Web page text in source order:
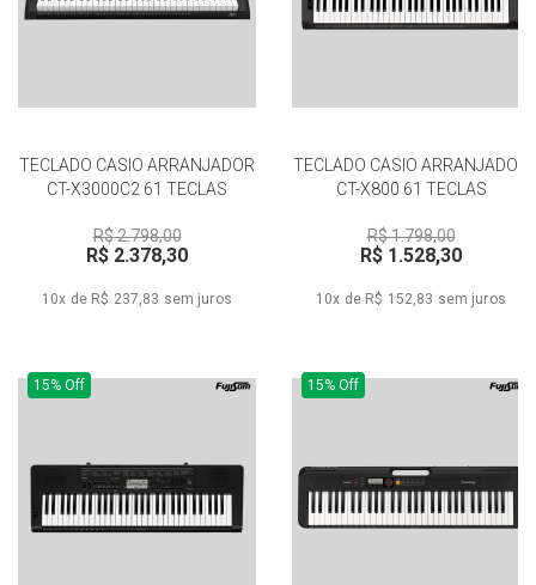
TECLADO CASIO ARRANJADOR
CT-X3000C2 61 TECLAS
R$ 2.798,00
R$ 2.378,30
10x de R$ 237,83 sem juros
TECLADO CASIO ARRANJADOR
CT-X800 61 TECLAS
R$ 1.798,00
R$ 1.528,30
10x de R$ 152,83 sem juros
15% Off 15% Off